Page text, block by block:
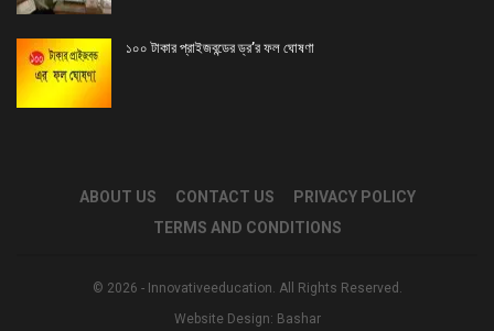
১০০ টাকার প্রাইজবন্ডের ড্র’র ফল ঘোষণা
ABOUT US CONTACT US
PRIVACY POLICY
TERMS AND CONDITIONS
© 2026 - Innovativeeducation. All Rights Reserved.
Website Design: Bashar